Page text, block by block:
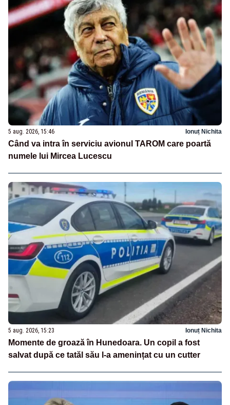
5 aug. 2026, 15:46 Ionuț Nichita
Când va intra în serviciu avionul TAROM care poartă
numele lui Mircea Lucescu
5 aug. 2026, 15:23 Ionuț Nichita
Momente de groază în Hunedoara. Un copil a fost
salvat după ce tatăl său l-a amenințat cu un cutter